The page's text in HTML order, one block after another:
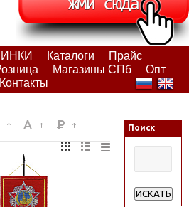
Каталоги
Прайс
Магазины СПб
Опт
Контакты
Поиск
ИСКАТЬ